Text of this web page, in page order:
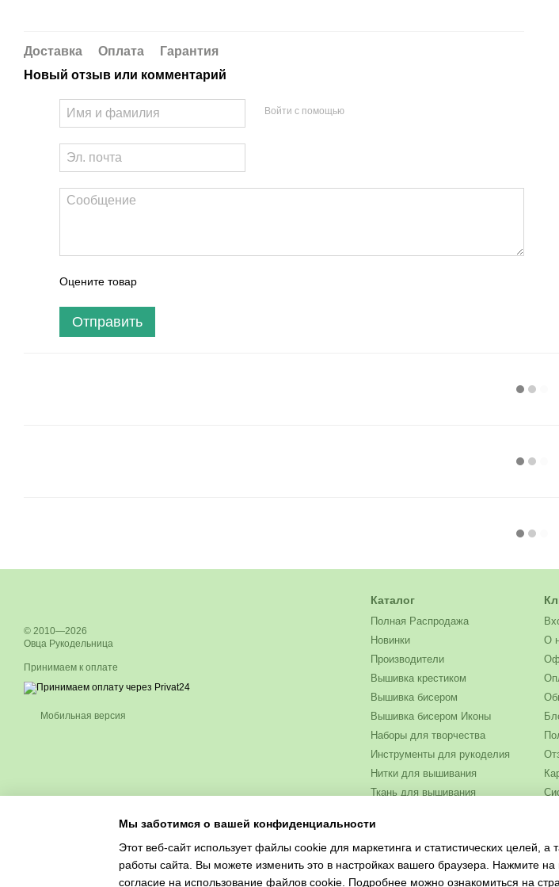
Доставка Оплата
Гарантия
Новый отзыв или комментарий
Войти с помощью
Оцените товар
Отправить
© 2010—2026
Овца Рукодельница
Принимаем к оплате
Мобильная версия
Каталог
Полная Распродажа
Новинки
Производители
Вышивка крестиком
Вышивка бисером
Вышивка бисером Иконы
Наборы для творчества
Инструменты для рукоделия
Нитки для вышивания
Ткань для вышивания
Одежда и текстиль
Журналы для рукоделия
О
Мы заботимся о вашей конфиденциальности
Этот веб-сайт использует файлы cookie для маркетинга и статистических целей,
работы сайта. Вы можете изменить это в настройках вашего браузера. Нажмите на
согласие на использование файлов cookie. Подробнее можно ознакомиться на